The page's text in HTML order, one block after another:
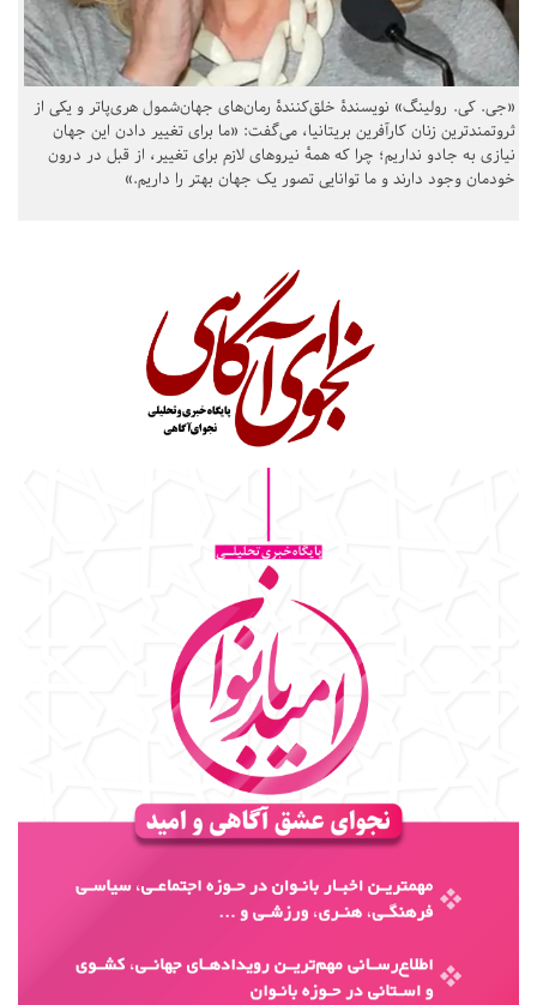
«جی. کی. رولینگ» نویسندهٔ خلق‌کنندهٔ رمان‌های جهان‌شمول هری‌پاتر و یکی از
ثروتمندترین زنان کارآفرین بریتانیا، می‌گفت: «ما برای تغییر دادن این جهان
نیازی به جادو نداریم؛ چرا که همهٔ نیروهای لازم برای تغییر، از قبل در درون
خودمان وجود دارند و ما توانایی تصور یک جهان بهتر را داریم.»